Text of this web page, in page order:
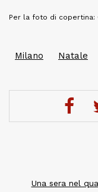
Per la foto di copertina:
Milano Natale
Una sera nel